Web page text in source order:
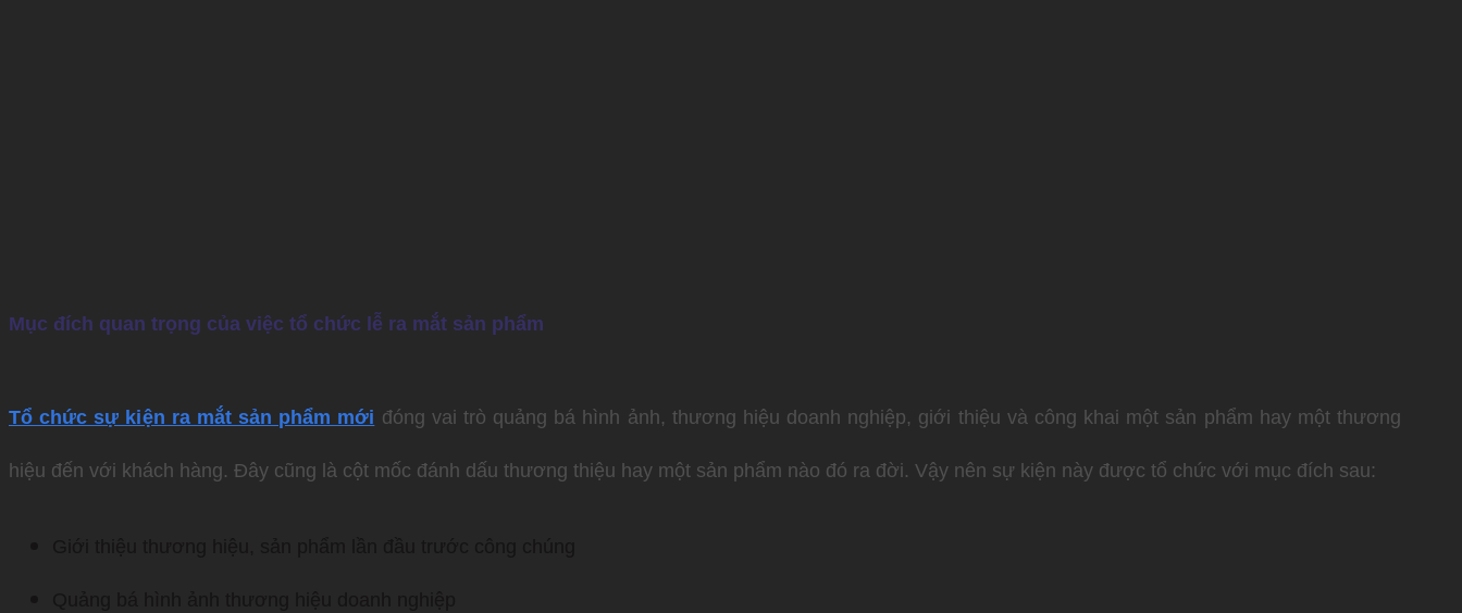
Mục đích quan trọng của việc tổ chức lễ ra mắt sản phẩm
Tổ chức sự kiện ra mắt sản phẩm mới đóng vai trò quảng bá hình ảnh, thương hiệu doanh nghiệp, giới thiệu và công khai một sản phẩm hay một thương
hiệu đến với khách hàng. Đây cũng là cột mốc đánh dấu thương thiệu hay một sản phẩm nào đó ra đời. Vậy nên sự kiện này được tổ chức với mục đích sau: